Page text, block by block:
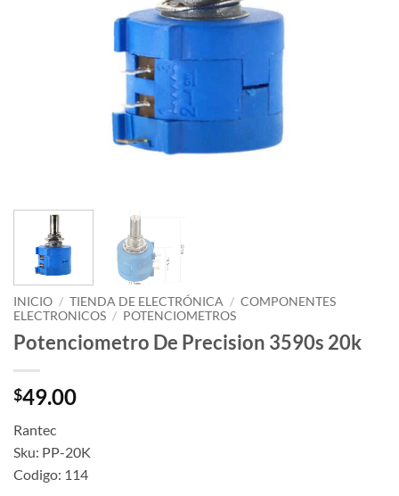
INICIO / TIENDA DE ELECTRÓNICA / COMPONENTES
ELECTRONICOS / POTENCIOMETROS
Potenciometro De Precision 3590s 20k
$49.00
Rantec
Sku: PP-20K
Codigo: 114